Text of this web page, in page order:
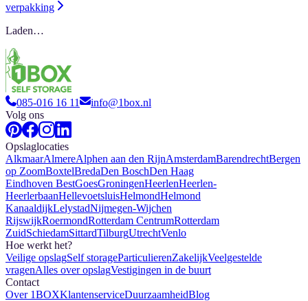
verpakking
Laden…
085-016 16 11
info@1box.nl
Volg ons
Opslaglocaties
AlkmaarAlmereAlphen aan den RijnAmsterdamBarendrechtBergen
op ZoomBoxtelBredaDen BoschDen Haag
Eindhoven BestGoesGroningenHeerlenHeerlen-
HeerlerbaanHellevoetsluisHelmondHelmond
KanaaldijkLelystadNijmegen-Wijchen
RijswijkRoermondRotterdam CentrumRotterdam
ZuidSchiedamSittardTilburgUtrechtVenlo
Hoe werkt het?
Veilige opslagSelf storageParticulierenZakelijkVeelgestelde
vragenAlles over opslagVestigingen in de buurt
Contact
Over 1BOXKlantenserviceDuurzaamheidBlog